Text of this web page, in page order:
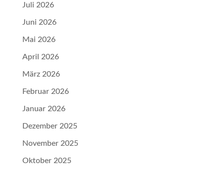
Juli 2026
Juni 2026
Mai 2026
April 2026
März 2026
Februar 2026
Januar 2026
Dezember 2025
November 2025
Oktober 2025